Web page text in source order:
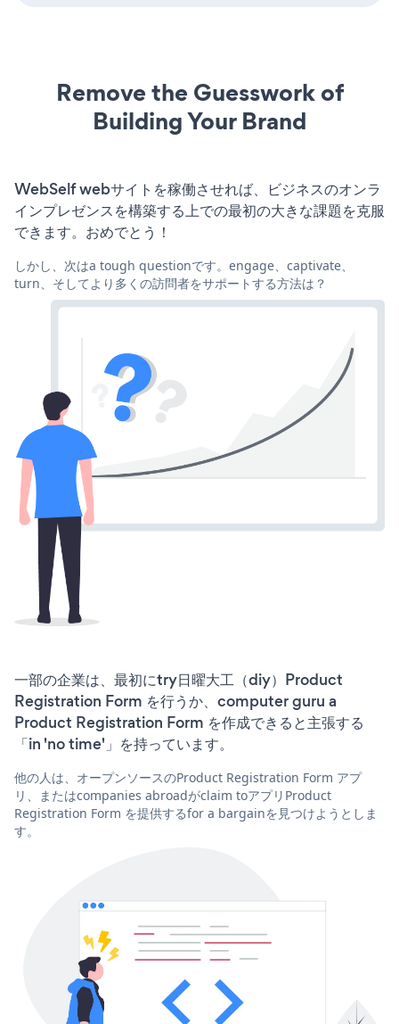
Remove the Guesswork of
Building Your Brand
WebSelf webサイトを稼働させれば、ビジネスのオンラ
インプレゼンスを構築する上での最初の大きな課題を克服
できます。おめでとう！
しかし、次はa tough questionです。engage、captivate、
turn、そしてより多くの訪問者をサポートする方法は？
一部の企業は、最初にtry日曜大工（diy）Product
Registration Form を行うか、computer guru a
Product Registration Form を作成できると主張する
「in 'no time'」を持っています。
他の人は、オープンソースのProduct Registration Form アプ
リ、またはcompanies abroadがclaim toアプリProduct
Registration Form を提供するfor a bargainを見つけようとしま
す。